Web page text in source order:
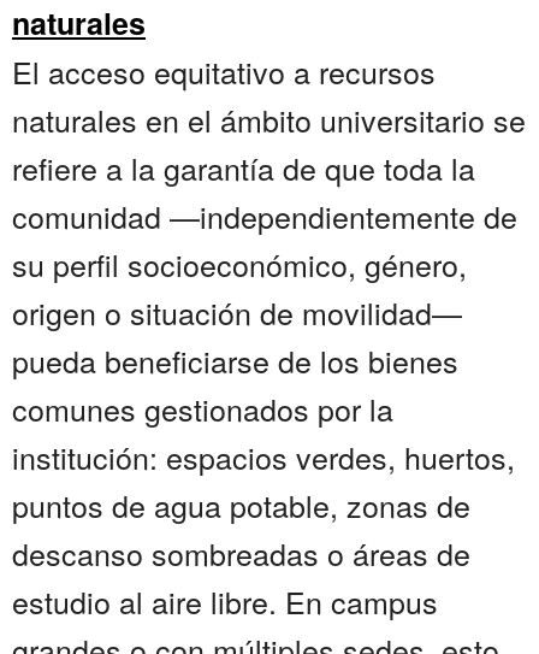
naturales
El acceso equitativo a recursos
naturales en el ámbito universitario se
refiere a la garantía de que toda la
comunidad —independientemente de
su perfil socioeconómico, género,
origen o situación de movilidad—
pueda beneficiarse de los bienes
comunes gestionados por la
institución: espacios verdes, huertos,
puntos de agua potable, zonas de
descanso sombreadas o áreas de
estudio al aire libre. En campus